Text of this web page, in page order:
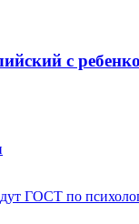
с
ГОСТ по